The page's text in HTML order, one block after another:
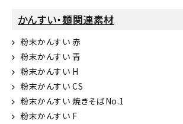
かんすい・麺関連素材
粉末かんすい 赤
粉末かんすい 青
粉末かんすい H
粉末かんすい CS
粉末かんすい 焼きそばNo.1
粉末かんすい F